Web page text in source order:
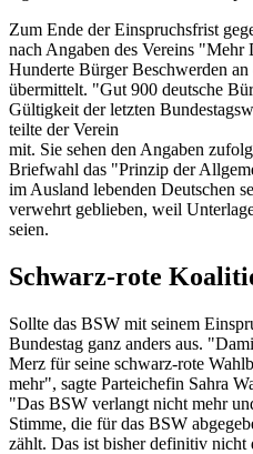
Zum Ende der Einspruchsfrist
nach Angaben des Vereins
Hunderte Bürger Beschwerden
übermittelt. "Gut 900 deutsche
Gültigkeit der letzten
teilte der Verein
mit. Sie sehen den Angaben
Briefwahl das "Prinzip der
im Ausland lebenden Deutschen
verwehrt geblieben, weil
seien.
Schwarz-rote
Sollte das BSW mit seinem
Bundestag ganz anders aus.
Merz für seine schwarz-rote
mehr", sagte Parteichefin Sahra
"Das BSW verlangt nicht mehr
Stimme, die für das BSW
zählt. Das ist bisher definitiv nicht